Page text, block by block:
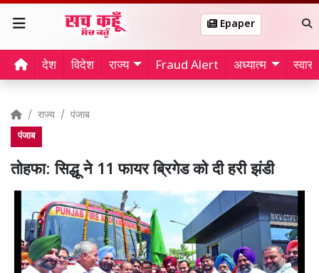
Epaper
देश विदेश राज्य Fraud Alert अध्यात्म
राज्य पंजाब
पंजाब
तोहफा: सिद्धू ने 11 फायर ब्रिगेड को दी हरी झंडी